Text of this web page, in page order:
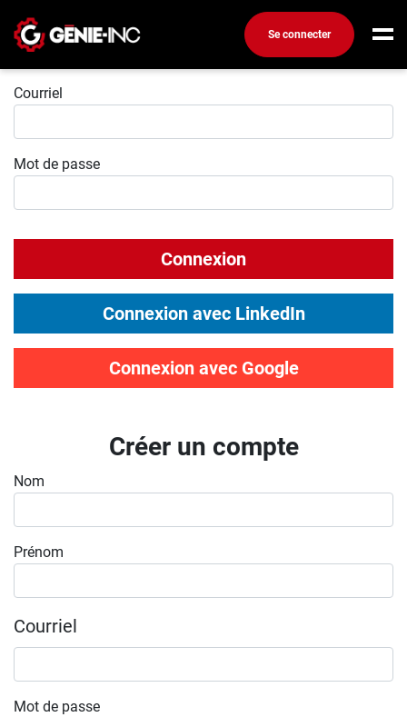
Se connecter
Connexion
Emplois
Ma boîte à outils
Conseils carrière
Métiers
Nos chroniques
Publiez une offre d'emploi
Connexion
Courriel
Mot de passe
Connexion
Connexion avec LinkedIn
Connexion avec Google
Créer un compte
Nom
Prénom
Courriel
Mot de passe